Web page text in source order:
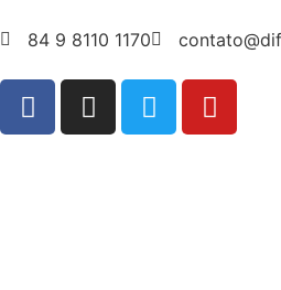
84 9 8110 1170